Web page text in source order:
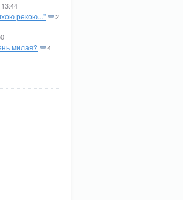
рекою..." 2
милая? 4